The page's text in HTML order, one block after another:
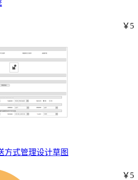
￥5
方式管理设计草图
￥5